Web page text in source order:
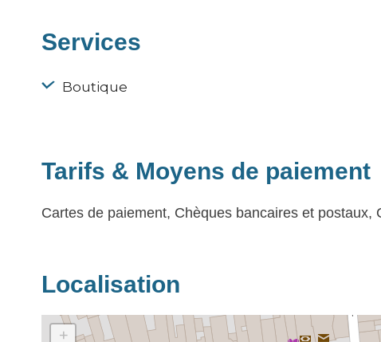
Services
Boutique
Tarifs & Moyens de paiement
Cartes de paiement, Chèques bancaires et postaux,
Localisation
+